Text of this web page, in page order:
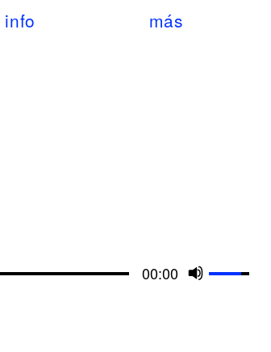
info más
00:00
Use